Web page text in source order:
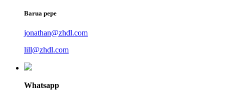
Barua pepe
jonathan@zhdl.com
lill@zhdl.com
Whatsapp